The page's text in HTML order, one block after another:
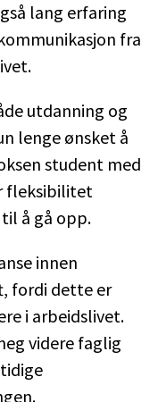
lang erfaring
fra
utdanning og
lenge ønsket å
student med
fleksibilitet
å gå opp.
innen
fordi dette er
i arbeidslivet.
videre faglig